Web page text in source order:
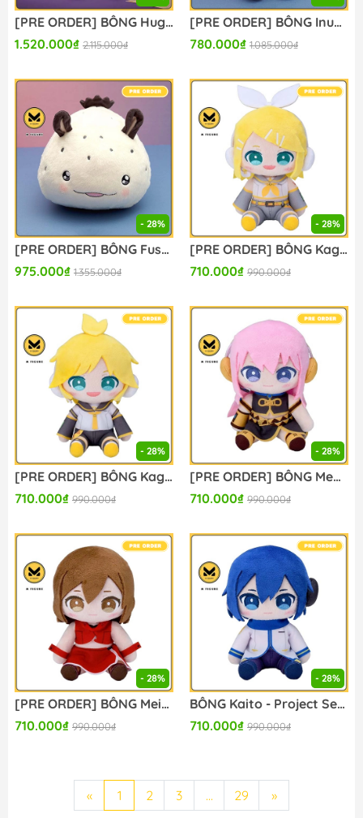
[PRE ORDER] BÔNG Hugo Vlad - Zenless Zone Zero - Osuwari Nuigurumi - Zenless Zone Zero BiggieAgents (miHoYo) PLUSH CHÍNH HÃNG
1.520.000₫ 2.115.000₫
[PRE ORDER] BÔNG Inudoge - Chou Kaguya-hime! - Plush Keychain (Movic, Movic Promote Service) PLUSH CHÍNH HÃNG
780.000₫ 1.085.000₫
- 28%
[PRE ORDER] BÔNG Fushi - Chou Kaguya-hime! - Plush (Movic, Movic Promote Service) PLUSH CHÍNH HÃNG
975.000₫ 1.355.000₫
- 28%
[PRE ORDER] BÔNG Kagamine Rin - Project Sekai: Colorful Stage! feat. Hatsune Miku - My Sekai Nuigurumi (S) (Sega Fave) PLUSH CHÍNH HÃNG
710.000₫ 990.000₫
- 28%
[PRE ORDER] BÔNG Kagamine Len - Project Sekai: Colorful Stage! feat. Hatsune Miku - My Sekai Nuigurumi (S) (Sega Fave) PLUSH CHÍNH HÃNG
710.000₫ 990.000₫
- 28%
[PRE ORDER] BÔNG Megurine Luka - Project Sekai: Colorful Stage! feat. Hatsune Miku - My Sekai Nuigurumi (S) (Sega Fave) PLUSH CHÍNH HÃNG
710.000₫ 990.000₫
- 28%
[PRE ORDER] BÔNG Meiko - Project Sekai: Colorful Stage! feat. Hatsune Miku - My Sekai Nuigurumi (S) (Sega Fave) PLUSH CHÍNH HÃNG
710.000₫ 990.000₫
- 28%
BÔNG Kaito - Project Sekai: Colorful Stage! feat. Hatsune Miku - My Sekai Nuigurumi (S) (Sega Fave) PLUSH CHÍNH HÃNG
710.000₫ 990.000₫
« 1 2 3 ... 29 »